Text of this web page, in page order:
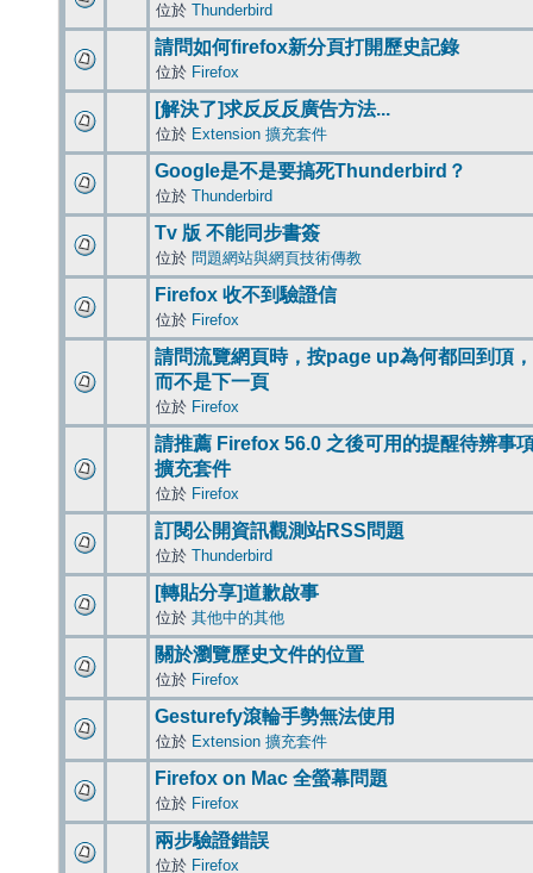
位於 Thunderbird
請問如何firefox新分頁打開歷史記錄
位於 Firefox
[解決了]求反反反廣告方法...
位於 Extension 擴充套件
Google是不是要搞死Thunderbird？
位於 Thunderbird
Tv 版 不能同步書簽
位於 問題網站與網頁技術傳教
Firefox 收不到驗證信
位於 Firefox
請問流覽網頁時，按page up為何都回到頂，
而不是下一頁
位於 Firefox
請推薦 Firefox 56.0 之後可用的提醒待辨事
擴充套件
位於 Firefox
訂閱公開資訊觀測站RSS問題
位於 Thunderbird
[轉貼分享]道歉啟事
位於 其他中的其他
關於瀏覽歷史文件的位置
位於 Firefox
Gesturefy滾輪手勢無法使用
位於 Extension 擴充套件
Firefox on Mac 全螢幕問題
位於 Firefox
兩步驗證錯誤
位於 Firefox